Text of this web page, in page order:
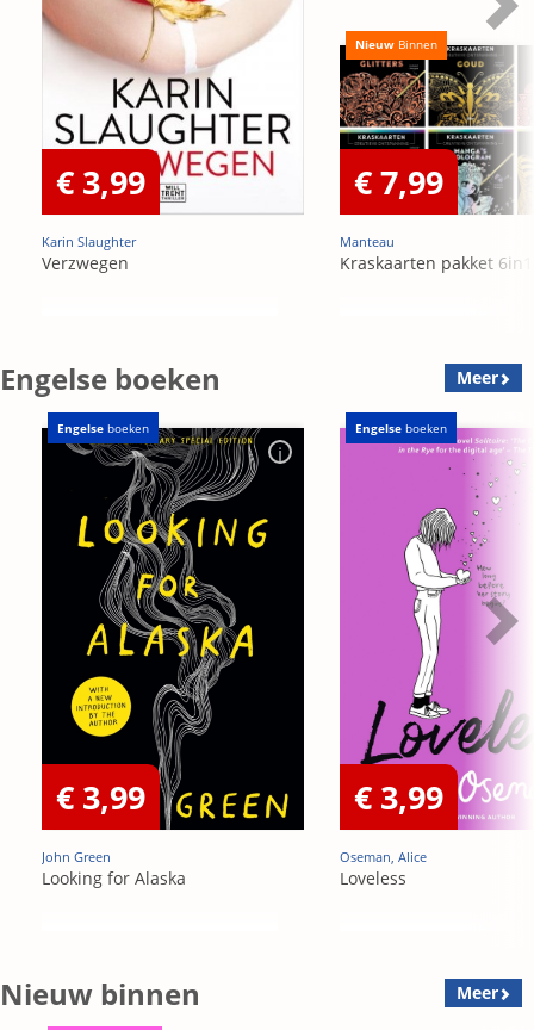
€ 3,99
Karin Slaughter
Verzwegen
Nieuw Binnen
€ 7,99
Manteau
Kraskaarten pakket 6in1
Engelse boeken Meer
Engelse boeken
€ 3,99
John Green
Looking for Alaska
Engelse boeken
€ 3,99
Oseman, Alice
Loveless
Nieuw binnen Meer